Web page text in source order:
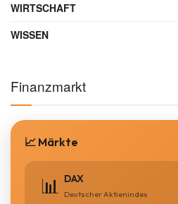
WIRTSCHAFT
WISSEN
Finanzmarkt
📈 Märkte
📊 DAX
Deutscher Aktienindex